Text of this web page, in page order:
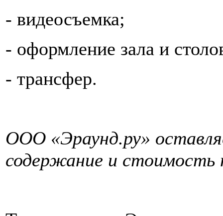
- видеосъемка;
- оформление зала и
- трансфер.
ООО «Эраунд.ру»
содержание и стоимость